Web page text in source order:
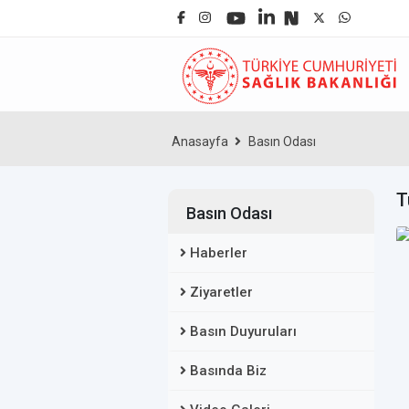
Anasayfa Basın Odası
Basın Odası
Haberler
Ziyaretler
Basın Duyuruları
Basında Biz